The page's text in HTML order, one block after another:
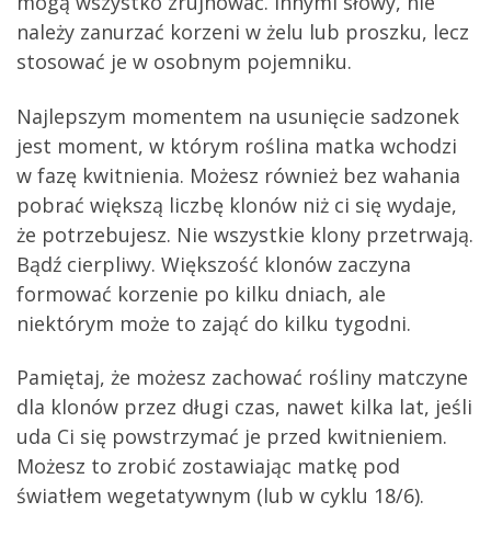
należy zanurzać korzeni w żelu lub proszku, lecz
stosować je w osobnym pojemniku.
Najlepszym momentem na usunięcie sadzonek
jest moment, w którym roślina matka wchodzi
w fazę kwitnienia. Możesz również bez wahania
pobrać większą liczbę klonów niż ci się wydaje,
że potrzebujesz. Nie wszystkie klony przetrwają.
Bądź cierpliwy. Większość klonów zaczyna
formować korzenie po kilku dniach, ale
niektórym może to zająć do kilku tygodni.
Pamiętaj, że możesz zachować rośliny matczyne
dla klonów przez długi czas, nawet kilka lat, jeśli
uda Ci się powstrzymać je przed kwitnieniem.
Możesz to zrobić zostawiając matkę pod
światłem wegetatywnym (lub w cyklu 18/6).